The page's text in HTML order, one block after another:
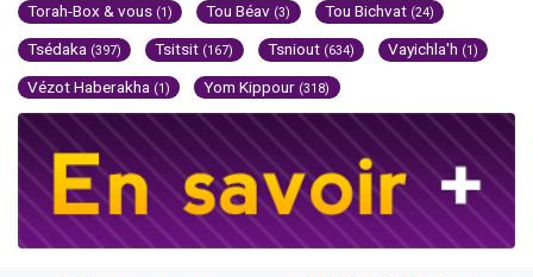
Torah-Box & vous (1) Tou Béav (3) Tou Bichvat (24)
Tsédaka (397) Tsitsit (167) Tsniout (634) Vayichla'h (1)
Vézot Haberakha (1) Yom Kippour (318)